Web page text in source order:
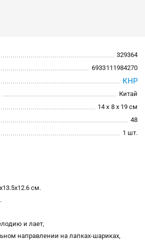
329364
6933111984270
КНР
Китай
14 x 8 x 19 см
48
1 шт.
см.
и лает,
направлении на лапках-шариках,